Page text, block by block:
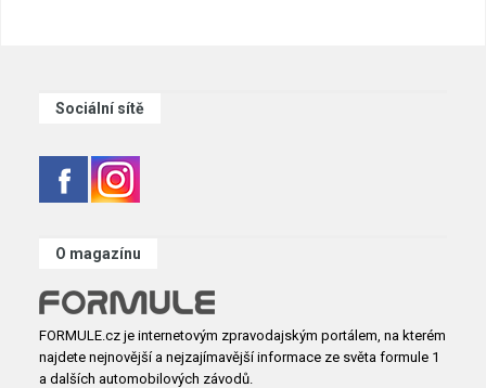
Sociální sítě
O magazínu
FORMULE.cz je internetovým zpravodajským portálem, na kterém
najdete nejnovější a nejzajímavější informace ze světa formule 1
a dalších automobilových závodů.